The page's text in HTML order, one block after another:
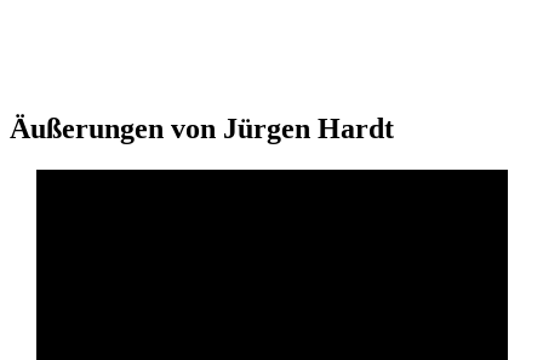
Äußerungen von Jürgen Hardt